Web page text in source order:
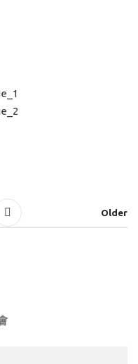
Older